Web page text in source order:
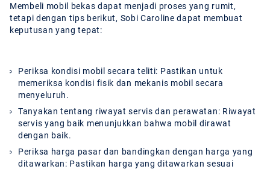
Membeli mobil bekas dapat menjadi proses yang rumit,
tetapi dengan tips berikut, Sobi Caroline dapat membuat
keputusan yang tepat:
Periksa kondisi mobil secara teliti: Pastikan untuk
memeriksa kondisi fisik dan mekanis mobil secara
menyeluruh.
Tanyakan tentang riwayat servis dan perawatan: Riwayat
servis yang baik menunjukkan bahwa mobil dirawat
dengan baik.
Periksa harga pasar dan bandingkan dengan harga yang
ditawarkan: Pastikan harga yang ditawarkan sesuai